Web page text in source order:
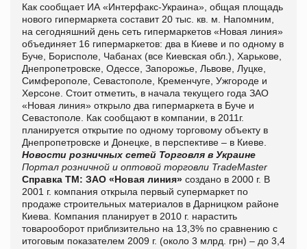
Как сообщает ИА «Интерфакс-Украина», общая площадь
нового гипермаркета составит 20 тыс. кв. м. Напомним,
на сегодняшний день сеть гипермаркетов «Новая линия»
объединяет 16 гипермаркетов: два в Киеве и по одному в
Буче, Борисполе, Чабанах (все Киевская обл.), Харькове,
Днепропетровске, Одессе, Запорожье, Львове, Луцке,
Симферополе, Севастополе, Кременчуге, Ужгороде и
Херсоне. Стоит отметить, в начала текущего года ЗАО
«Новая линия» открыло два гипермаркета в Буче и
Севастополе. Как сообщают в компании, в 2011г.
планируется открытие по одному торговому объекту в
Днепропетровске и Донецке, в перспективе – в Киеве.
Новости розничных сетей Торговля в Украине
Портал розничной и оптовой торговли TradeMaster
Справка ТМ: ЗАО «Новая линия» создано в 2000 г. В
2001 г. компания открыла первый супермаркет по
продаже строительных материалов в Дарницком районе
Киева. Компания планирует в 2010 г. нарастить
товарооборот приблизительно на 13,3% по сравнению с
итоговым показателем 2009 г. (около 3 млрд. грн) – до 3,4